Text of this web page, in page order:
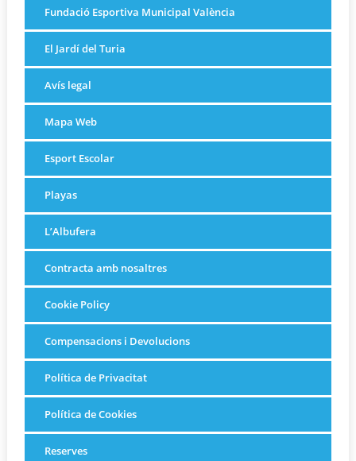
Fundació Esportiva Municipal València
El Jardí del Turia
Avís legal
Mapa Web
Esport Escolar
Playas
L’Albufera
Contracta amb nosaltres
Cookie Policy
Compensacions i Devolucions
Política de Privacitat
Política de Cookies
Reserves